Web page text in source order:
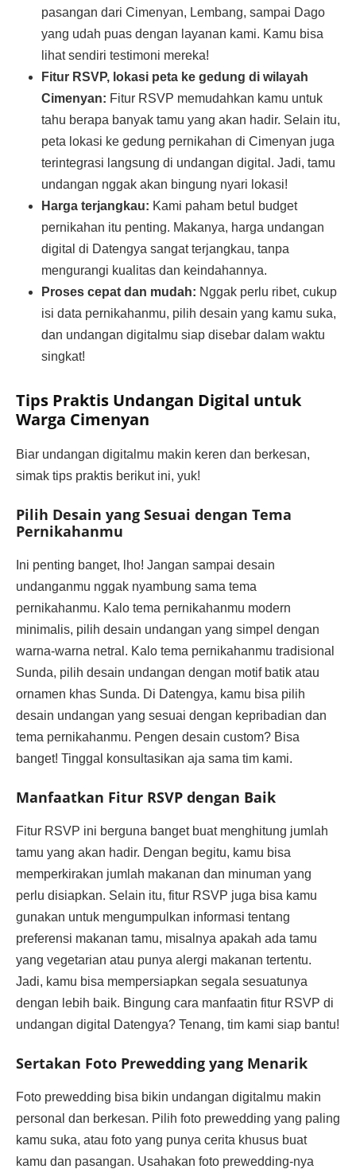
pasangan dari Cimenyan, Lembang, sampai Dago
yang udah puas dengan layanan kami. Kamu bisa
lihat sendiri testimoni mereka!
Fitur RSVP, lokasi peta ke gedung di wilayah
Cimenyan: Fitur RSVP memudahkan kamu untuk
tahu berapa banyak tamu yang akan hadir. Selain itu,
peta lokasi ke gedung pernikahan di Cimenyan juga
terintegrasi langsung di undangan digital. Jadi, tamu
undangan nggak akan bingung nyari lokasi!
Harga terjangkau: Kami paham betul budget
pernikahan itu penting. Makanya, harga undangan
digital di Datengya sangat terjangkau, tanpa
mengurangi kualitas dan keindahannya.
Proses cepat dan mudah: Nggak perlu ribet, cukup
isi data pernikahanmu, pilih desain yang kamu suka,
dan undangan digitalmu siap disebar dalam waktu
singkat!
Tips Praktis Undangan Digital untuk
Warga Cimenyan
Biar undangan digitalmu makin keren dan berkesan,
simak tips praktis berikut ini, yuk!
Pilih Desain yang Sesuai dengan Tema
Pernikahanmu
Ini penting banget, lho! Jangan sampai desain
undanganmu nggak nyambung sama tema
pernikahanmu. Kalo tema pernikahanmu modern
minimalis, pilih desain undangan yang simpel dengan
warna-warna netral. Kalo tema pernikahanmu tradisional
Sunda, pilih desain undangan dengan motif batik atau
ornamen khas Sunda. Di Datengya, kamu bisa pilih
desain undangan yang sesuai dengan kepribadian dan
tema pernikahanmu. Pengen desain custom? Bisa
banget! Tinggal konsultasikan aja sama tim kami.
Manfaatkan Fitur RSVP dengan Baik
Fitur RSVP ini berguna banget buat menghitung jumlah
tamu yang akan hadir. Dengan begitu, kamu bisa
memperkirakan jumlah makanan dan minuman yang
perlu disiapkan. Selain itu, fitur RSVP juga bisa kamu
gunakan untuk mengumpulkan informasi tentang
preferensi makanan tamu, misalnya apakah ada tamu
yang vegetarian atau punya alergi makanan tertentu.
Jadi, kamu bisa mempersiapkan segala sesuatunya
dengan lebih baik. Bingung cara manfaatin fitur RSVP di
undangan digital Datengya? Tenang, tim kami siap bantu!
Sertakan Foto Prewedding yang Menarik
Foto prewedding bisa bikin undangan digitalmu makin
personal dan berkesan. Pilih foto prewedding yang paling
kamu suka, atau foto yang punya cerita khusus buat
kamu dan pasangan. Usahakan foto prewedding-nya